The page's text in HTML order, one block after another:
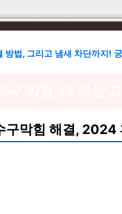
방법, 그리고 냄새 차단까지!
구막힘 해결, 2024